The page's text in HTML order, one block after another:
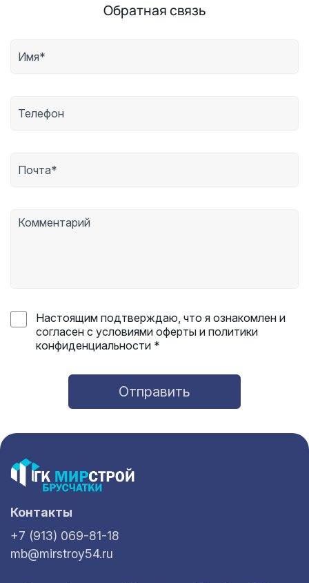
Обратная связь
Настоящим подтверждаю, что я ознакомлен и
согласен с условиями оферты и политики
конфиденциальности *
Отправить
Контакты
+7 (913) 069-81-18
mb@mirstroy54.ru